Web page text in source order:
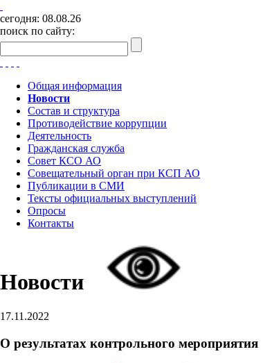
сегодня: 08.08.26
поиск по сайту:
Общая информация
Новости
Состав и структура
Противодействие коррупции
Деятельность
Гражданская служба
Совет КСО АО
Совещательный орган при КСП АО
Публикации в СМИ
Тексты официальных выступлений
Опросы
Контакты
Новости
17.11.2022
О результатах контрольного мероприятия